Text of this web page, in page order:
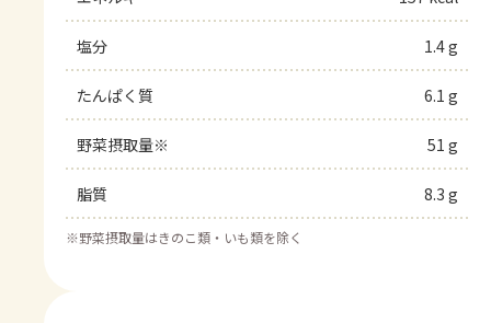
塩分 1.4 g
たんぱく質 6.1 g
野菜摂取量※ 51 g
脂質 8.3 g
※野菜摂取量はきのこ類・いも類を除く